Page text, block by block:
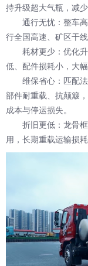
持升级超大气瓶，减
通行无忧：整车
行全国高速、矿区干
耗材更少：优化
低、配件损耗小，大
维保省心：匹配
部件耐重载、抗颠簸
成本与停运损失。
折旧更低：龙骨
用，长期重载运输损